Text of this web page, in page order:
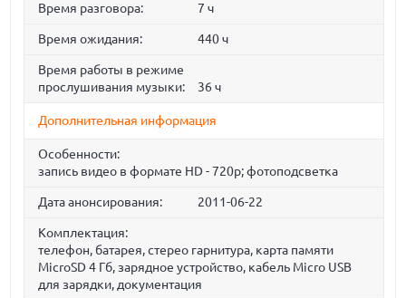
Время разговора: 7 ч
Время ожидания: 440 ч
Время работы в режиме
прослушивания музыки:
36 ч
Дополнительная информация
Особенности:
запись видео в формате HD - 720p; фотоподсветка
Дата анонсирования: 2011-06-22
Комплектация:
телефон, батарея, стерео гарнитура, карта памяти
MicroSD 4 Гб, зарядное устройство, кабель Micro USB
для зарядки, документация